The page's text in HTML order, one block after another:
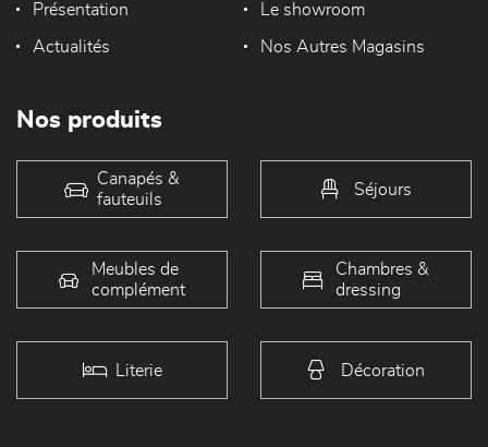
Présentation Le showroom
Actualités Nos Autres Magasins
Nos produits
Canapés &
fauteuils
Séjours
Meubles de
complément
Chambres &
dressing
Literie Décoration